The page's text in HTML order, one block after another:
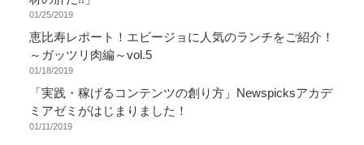
01/25/2019
恵比寿レポート！エビージョに人気のランチをご紹介！
～ガッツリ肉編～vol.5
01/18/2019
「実践・稼げるコンテンツの創り方」Newspicksアカデ
ミアゼミがはじまりました！
01/11/2019